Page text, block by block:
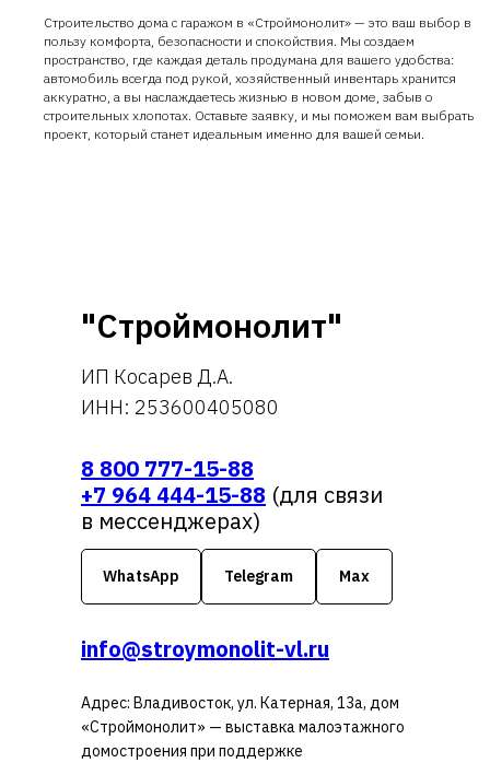
Строительство дома с гаражом в «Строймонолит» — это ваш выбор в
пользу комфорта, безопасности и спокойствия. Мы создаем
пространство, где каждая деталь продумана для вашего удобства:
автомобиль всегда под рукой, хозяйственный инвентарь хранится
аккуратно, а вы наслаждаетесь жизнью в новом доме, забыв о
строительных хлопотах. Оставьте заявку, и мы поможем вам выбрать
проект, который станет идеальным именно для вашей семьи.
"Строймонолит"
ИП Косарев Д.А.
ИНН: 253600405080
8 800 777-15-88
+7 964 444-15-88 (для связи
в мессенджерах)
info@stroymonolit-vl.ru
Адрес: Владивосток, ул. Катерная, 13а, дом
«Строймонолит» — выставка малоэтажного
домостроения при поддержке
WhatsApp Telegram Max